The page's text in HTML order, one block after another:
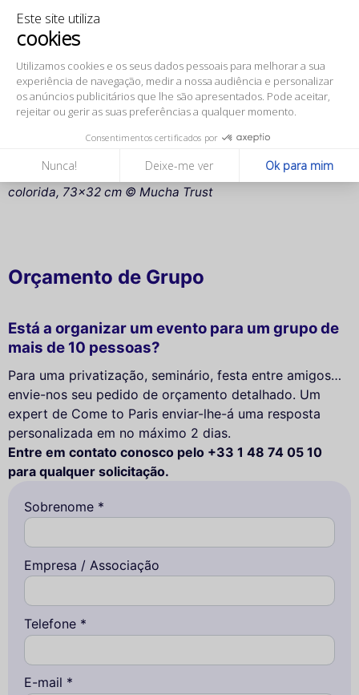
Este site utiliza
cookies
pessoais para melhorar a sua experiência
de navegação, medir a nossa audiência e personalizar os anúncios
publicitários que lhe são apresentados. Pode aceitar, rejeitar ou
gerir as suas preferências a qualquer momento.
Consentimentos certificados por
Nunca! Deixe-me ver Ok para mim
Em resumo, o Grande Palácio Imersivo é muito mais do
que uma simples galeria de arte. É um espaço inovador
que combina harmoniosamente arte, tecnologia e
emoções. Seja você um amante da arte ou uma pessoa
curiosa em busca de novas experiências, o Grande
Palácio Imersivo é um destino imprescindível para abraçar
Créditos: As Estações: Primavera, 1900, litografia
colorida, 73x32 cm © Mucha Trust
Orçamento de Grupo
Está a organizar um evento para um grupo de
mais de 10 pessoas?
Para uma privatização, seminário, festa entre amigos…
envie-nos seu pedido de orçamento detalhado. Um
expert de Come to Paris enviar-lhe-á uma resposta
personalizada em no máximo 2 dias.
Entre em contato conosco pelo +33 1 48 74 05 10
para qualquer solicitação.
Sobrenome *
Empresa / Associação
Telefone *
E-mail *